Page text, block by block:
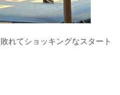
れてショッキングなスタート